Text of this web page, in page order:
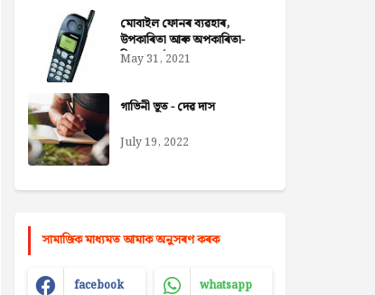
মোবাইল ফোনৰ ব্যৱহাৰ,
উপকাৰিতা আৰু অপকাৰিতা-
নিজৰা বৰ্মন ডেকা
May 31, 2021
গাভিনী ভূত - দেৱ দাস
July 19, 2022
সামাজিক মাধ্যমত আমাক অনুসৰণ কৰক
facebook whatsapp